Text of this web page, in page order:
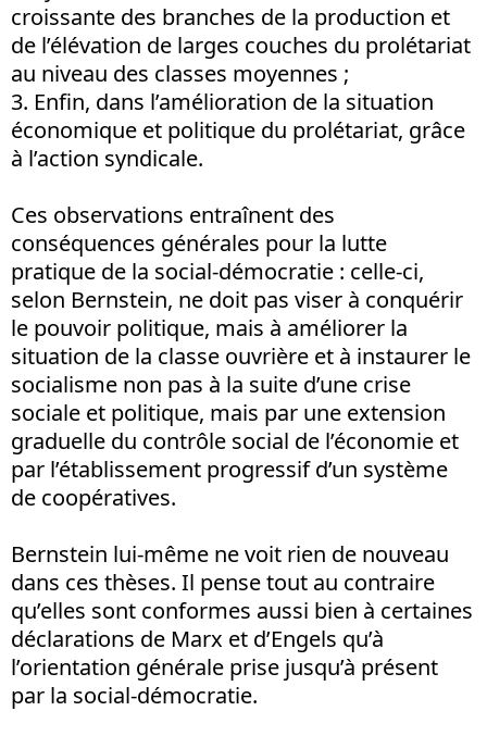
croissante des branches de la production et
de l’élévation de larges couches du prolétariat
au niveau des classes moyennes ;
3. Enfin, dans l’amélioration de la situation
économique et politique du prolétariat, grâce
à l’action syndicale.
Ces observations entraînent des
conséquences générales pour la lutte
pratique de la social-démocratie : celle-ci,
selon Bernstein, ne doit pas viser à conquérir
le pouvoir politique, mais à améliorer la
situation de la classe ouvrière et à instaurer le
socialisme non pas à la suite d’une crise
sociale et politique, mais par une extension
graduelle du contrôle social de l’économie et
par l’établissement progressif d’un système
de coopératives.
Bernstein lui-même ne voit rien de nouveau
dans ces thèses. Il pense tout au contraire
qu’elles sont conformes aussi bien à certaines
déclarations de Marx et d’Engels qu’à
l’orientation générale prise jusqu’à présent
par la social-démocratie.